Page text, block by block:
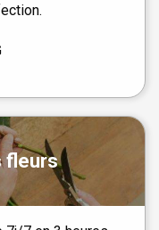
fleurs